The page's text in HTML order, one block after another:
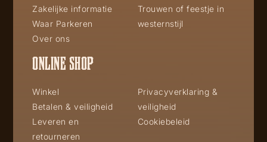
Zakelijke informatie
Waar Parkeren
Over ons
Trouwen of feestje in
westernstijl
ONLINE SHOP
Winkel
Betalen & veiligheid
Leveren en
retourneren
Privacyverklaring &
veiligheid
Cookiebeleid